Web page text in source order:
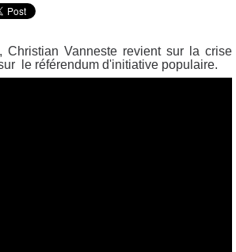
Christian Vanneste revient sur la crise
le référendum d'initiative populaire.